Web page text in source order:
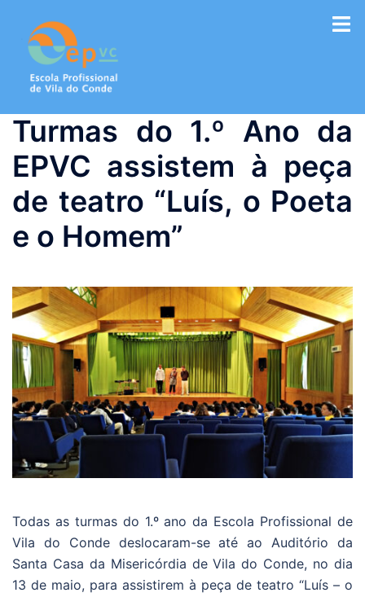
conteúdo
Turmas do 1.º Ano da
EPVC assistem à peça
de teatro “Luís, o Poeta
e o Homem”
Todas as turmas do 1.º ano da Escola Profissional de
Vila do Conde deslocaram-se até ao Auditório da
Santa Casa da Misericórdia de Vila do Conde, no dia
13 de maio, para assistirem à peça de teatro “Luís – o